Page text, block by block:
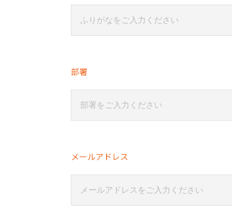
部署
メールアドレス